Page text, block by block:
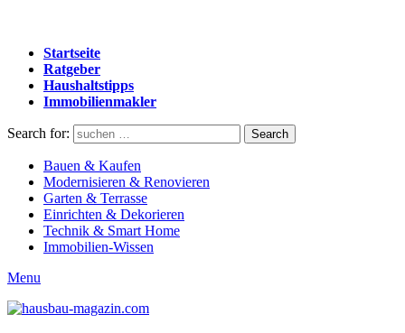
Startseite
Ratgeber
Haushaltstipps
Immobilienmakler
Search for: Search
Bauen & Kaufen
Modernisieren & Renovieren
Garten & Terrasse
Einrichten & Dekorieren
Technik & Smart Home
Immobilien-Wissen
Menu